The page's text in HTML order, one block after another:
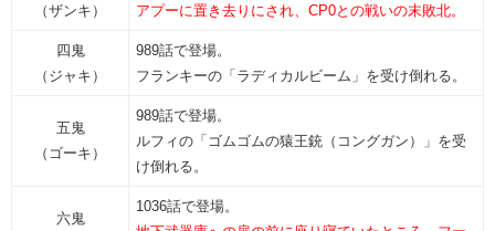
（ザンキ）
アプーに置き去りにされ、CP0との戦いの末敗北。
四鬼
（ジャキ）
989話で登場。
フランキーの「ラディカルビーム」を受け倒れる。
五鬼
（ゴーキ）
989話で登場。
ルフィの「ゴムゴムの猿王銃（コングガン）」を受
け倒れる。
六鬼
1036話で登場。